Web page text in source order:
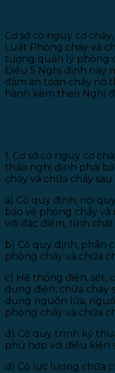
Cơ sở có nguy cơ
Luật Phòng cháy và
tượng quản lý phòng
Điều 5 Nghị định này
đảm an toàn cháy nổ
hành kèm theo Nghị
1. Cơ sở có nguy cơ
thảo nghị định phải
cháy và chữa cháy sau
a) Có quy định, nội
báo về phòng cháy
với đặc điểm, tính
b) Có quy định, phân
phòng cháy và chữa
c) Hệ thống điện, sét,
dụng điện, chữa cháy
dụng nguồn lửa,
phòng cháy và chữa
d) Có quy trình kỹ
phù hợp với điều kiện
đ) Có lực lượng chữa